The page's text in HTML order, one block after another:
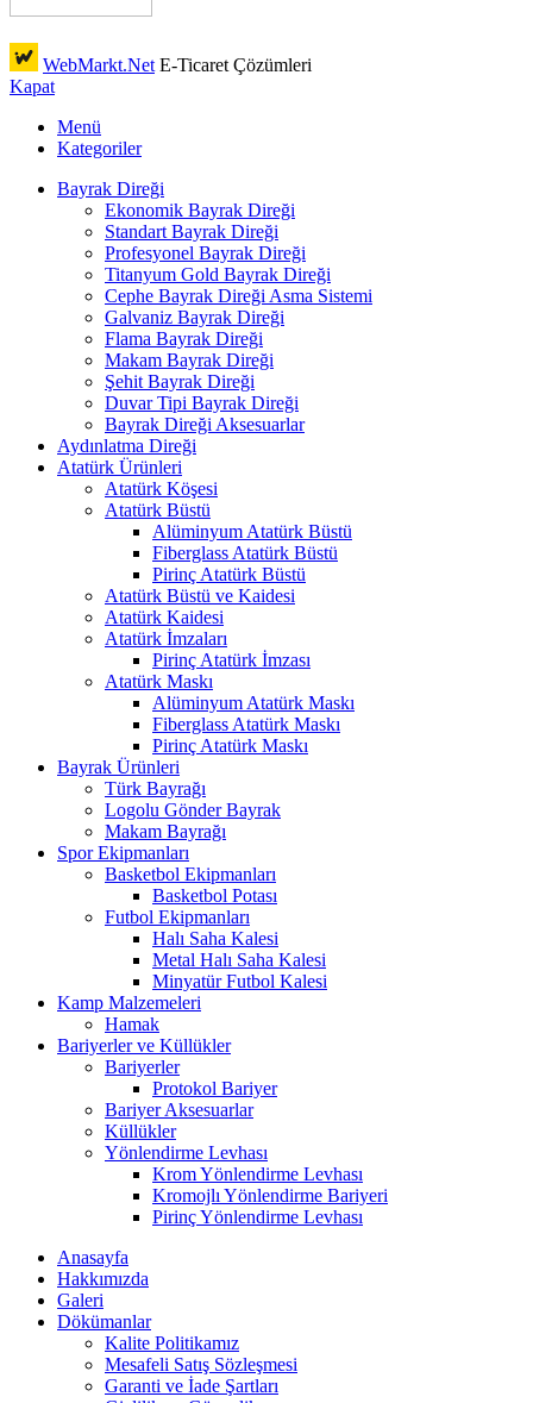
WebMarkt.Net E-Ticaret Çözümleri
Kapat
Menü
Kategoriler
Bayrak Direği
Ekonomik Bayrak Direği
Standart Bayrak Direği
Profesyonel Bayrak Direği
Titanyum Gold Bayrak Direği
Cephe Bayrak Direği Asma Sistemi
Galvaniz Bayrak Direği
Flama Bayrak Direği
Makam Bayrak Direği
Şehit Bayrak Direği
Duvar Tipi Bayrak Direği
Bayrak Direği Aksesuarlar
Aydınlatma Direği
Atatürk Ürünleri
Atatürk Köşesi
Atatürk Büstü
Alüminyum Atatürk Büstü
Fiberglass Atatürk Büstü
Pirinç Atatürk Büstü
Atatürk Büstü ve Kaidesi
Atatürk Kaidesi
Atatürk İmzaları
Pirinç Atatürk İmzası
Atatürk Maskı
Alüminyum Atatürk Maskı
Fiberglass Atatürk Maskı
Pirinç Atatürk Maskı
Bayrak Ürünleri
Türk Bayrağı
Logolu Gönder Bayrak
Makam Bayrağı
Spor Ekipmanları
Basketbol Ekipmanları
Basketbol Potası
Futbol Ekipmanları
Halı Saha Kalesi
Metal Halı Saha Kalesi
Minyatür Futbol Kalesi
Kamp Malzemeleri
Hamak
Bariyerler ve Küllükler
Bariyerler
Protokol Bariyer
Bariyer Aksesuarlar
Küllükler
Yönlendirme Levhası
Krom Yönlendirme Levhası
Kromojlı Yönlendirme Bariyeri
Pirinç Yönlendirme Levhası
Anasayfa
Hakkımızda
Galeri
Dökümanlar
Kalite Politikamız
Mesafeli Satış Sözleşmesi
Garanti ve İade Şartları